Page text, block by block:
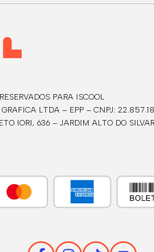
PARA ISCOOL
GRAFICA LTDA – EPP – CNPJ:
IORI, 636 – JARDIM ALTO DO